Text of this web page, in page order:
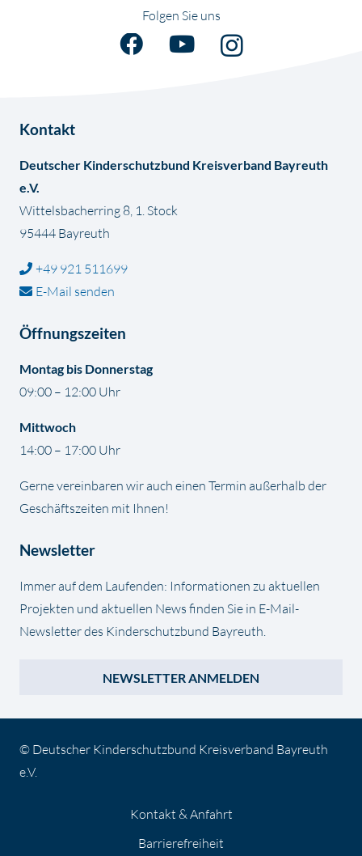
Folgen Sie uns
Kontakt
Deutscher Kinderschutzbund Kreisverband Bayreuth
e.V.
Wittelsbacherring 8, 1. Stock
95444 Bayreuth
+49 921 511699
E-Mail senden
Öffnungszeiten
Montag bis Donnerstag
09:00 – 12:00 Uhr
Mittwoch
14:00 – 17:00 Uhr
Gerne vereinbaren wir auch einen Termin außerhalb der
Geschäftszeiten mit Ihnen!
Newsletter
Immer auf dem Laufenden: Informationen zu aktuellen
Projekten und aktuellen News finden Sie in E-Mail-
Newsletter des Kinderschutzbund Bayreuth.
NEWSLETTER ANMELDEN
© Deutscher Kinderschutzbund Kreisverband Bayreuth
e.V.
Kontakt & Anfahrt
Barrierefreiheit